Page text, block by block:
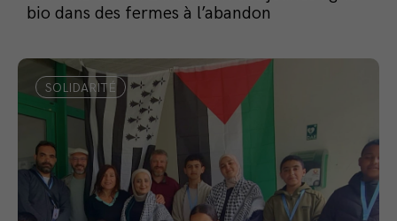
bio dans des fermes à l’abandon
SOLIDARITÉ